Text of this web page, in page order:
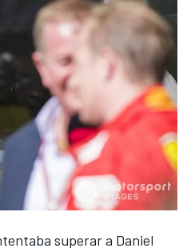
superar a Daniel